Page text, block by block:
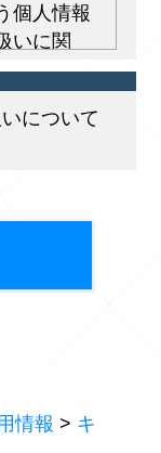
個人情報
いに関
き、個人
が定める
ます。
あたっ
（目的外
目的外利
理措置を
たしま
について
情報 > キ